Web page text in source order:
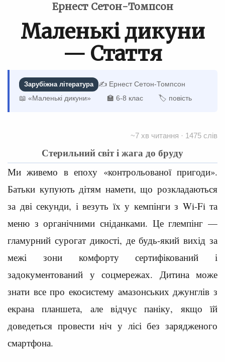
Ернест Сетон-Томпсон
Маленькі дикуни
— Стаття
Зарубіжна література
✍️ Ернест Сетон-Томпсон
📖 «Маленькі дикуни»
🏫 6-8 клас 🏷 повість
~7 хв читання · 1475 слів
Стерильний світ і жага до бруду
Ми живемо в епоху «контрольованої пригоди».
Батьки купують дітям намети, що розкладаються
за дві секунди, і везуть їх у кемпінги з Wi-Fi та
меню з органічними сніданками. Це глемпінг —
гламурний сурогат дикості, де будь-який вихід за
межі зони комфорту сертифікований і
задокументований у соцмережах. Дитина може
знати все про екосистему амазонських джунглів з
екрана планшета, але відчує паніку, якщо їй
доведеться провести ніч у лісі без зарядженого
смартфона.